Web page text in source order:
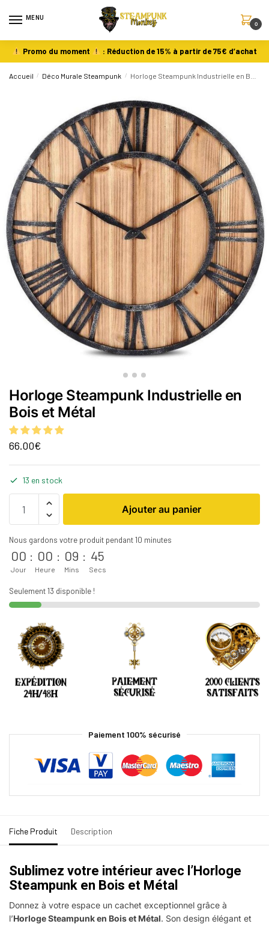
MENU
0
Promo du moment : Réduction de 15% à partir de 75€ d’achat
Accueil / Déco Murale Steampunk / Horloge Steampunk Industrielle en Bois et Métal
Horloge Steampunk Industrielle en
Bois et Métal
66.00€
13 en stock
Ajouter au panier
Nous gardons votre produit pendant 10 minutes
00
Jour
: 00
Heure
: 09
Mins
: 45
Secs
Seulement 13 disponible !
Paiement 100% sécurisé
Fiche Produit Description
Sublimez votre intérieur avec l’Horloge
Steampunk en Bois et Métal
Donnez à votre espace un cachet exceptionnel grâce à
l’Horloge Steampunk en Bois et Métal. Son design élégant et